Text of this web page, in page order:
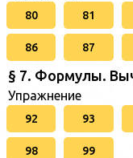
80 81
86 87
§ 7. Формулы.
Упражнение
92 93
98 99